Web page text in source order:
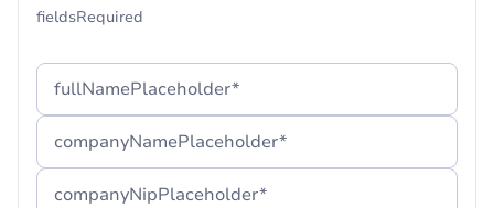
fullNamePlaceholder*
companyNamePlaceholder*
companyNipPlaceholder*
fieldsRequired
Dziękujemy i cieszymy się, że jesteś z nami.
Jeżeli nie możesz odnaleźć naszej wiadomości,
sugerujemy sprawdzenie folderu „Spam” lub
odczekanie kilku minut.